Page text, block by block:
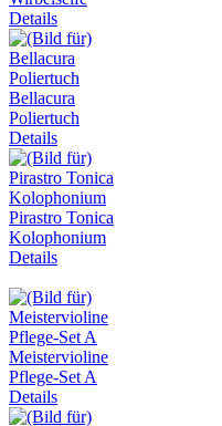
Details
Bellacura
Poliertuch
Details
Pirastro Tonica
Kolophonium
Details
Meistervioline
Pflege-Set A
Details